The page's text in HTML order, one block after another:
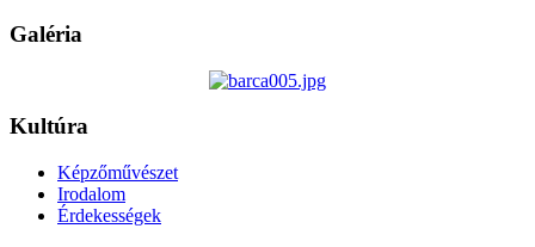
Galéria
Kultúra
Képzőművészet
Irodalom
Érdekességek